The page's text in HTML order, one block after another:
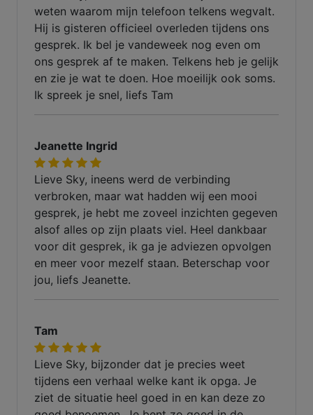
weten waarom mijn telefoon telkens wegvalt.
Hij is gisteren officieel overleden tijdens ons
gesprek. Ik bel je vandeweek nog even om
ons gesprek af te maken. Telkens heb je gelijk
en zie je wat te doen. Hoe moeilijk ook soms.
Ik spreek je snel, liefs Tam
Jeanette Ingrid
Lieve Sky, ineens werd de verbinding
verbroken, maar wat hadden wij een mooi
gesprek, je hebt me zoveel inzichten gegeven
alsof alles op zijn plaats viel. Heel dankbaar
voor dit gesprek, ik ga je adviezen opvolgen
en meer voor mezelf staan. Beterschap voor
jou, liefs Jeanette.
Tam
Lieve Sky, bijzonder dat je precies weet
tijdens een verhaal welke kant ik opga. Je
ziet de situatie heel goed in en kan deze zo